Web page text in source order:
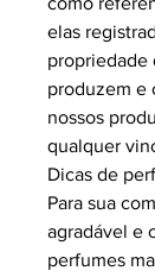
elas
propriedade
produzem e
nossos
qualquer
Dicas de
Para sua
agradável e
perfumes